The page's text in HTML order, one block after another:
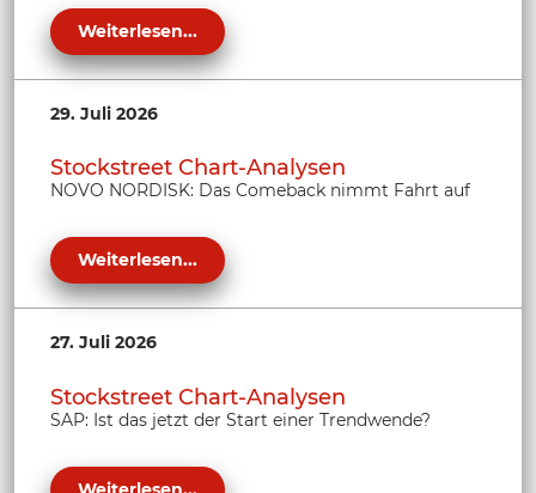
Weiterlesen...
29. Juli 2026
Stockstreet Chart-Analysen
NOVO NORDISK: Das Comeback nimmt Fahrt auf
Weiterlesen...
27. Juli 2026
Stockstreet Chart-Analysen
SAP: Ist das jetzt der Start einer Trendwende?